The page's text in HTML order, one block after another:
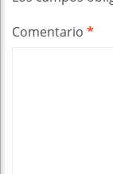
Comentario *